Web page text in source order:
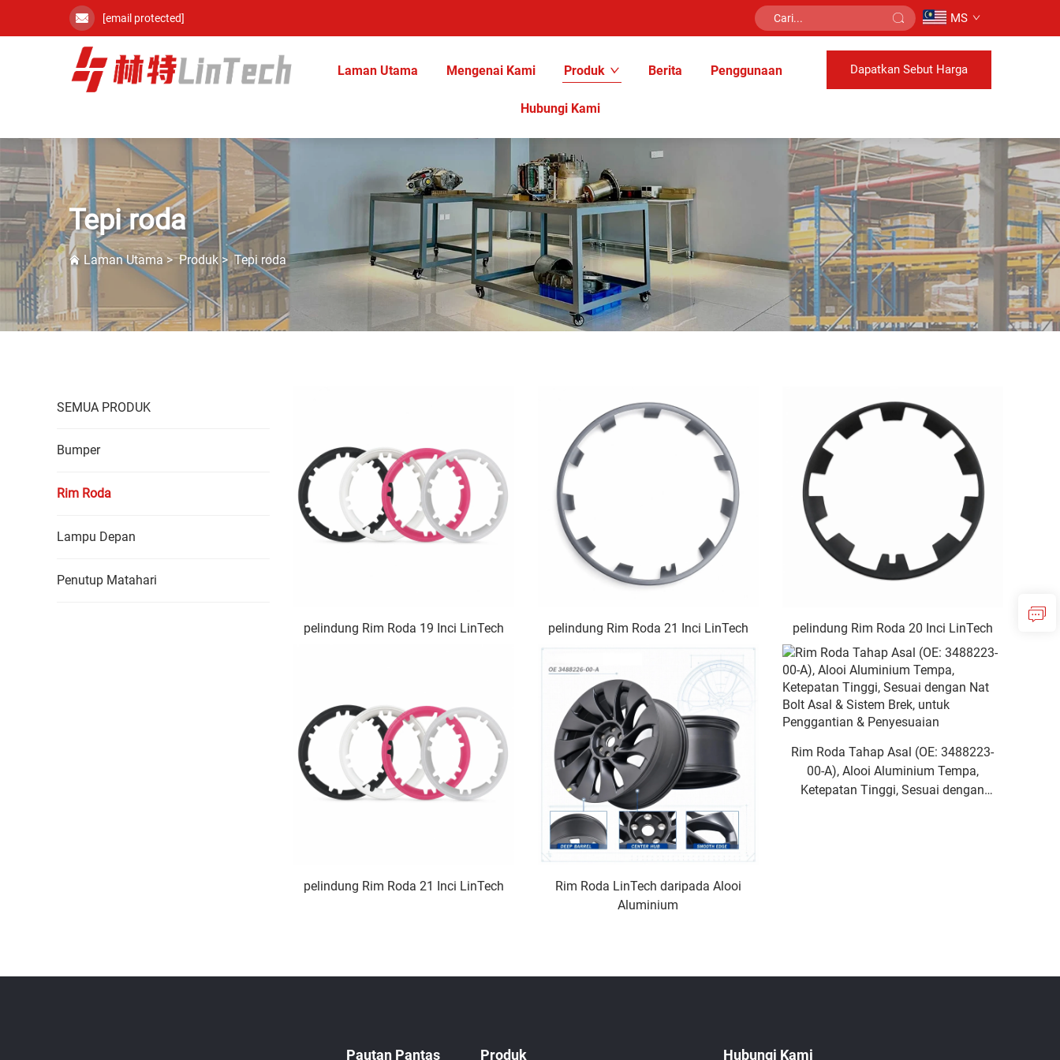
[email protected] MS
Laman Utama Mengenai Kami Produk Berita Penggunaan
Hubungi Kami
Dapatkan Sebut Harga
Tepi roda
Laman Utama>Produk >Tepi roda
SEMUA PRODUK
Bumper
Rim Roda
Lampu Depan
Penutup Matahari
pelindung Rim Roda 19 Inci LinTech pelindung Rim Roda 21 Inci LinTech pelindung Rim Roda 20 Inci LinTech
pelindung Rim Roda 21 Inci LinTech
Rim Roda LinTech daripada Alooi
Aluminium
Rim Roda Tahap Asal (OE: 3488223-
00-A), Alooi Aluminium Tempa,
Ketepatan Tinggi, Sesuai dengan
Pautan Pantas Produk Hubungi Kami